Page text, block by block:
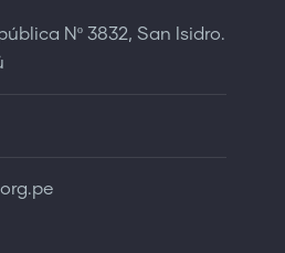
Nº 3832, San Isidro.